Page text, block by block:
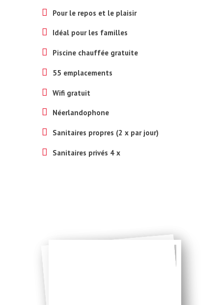
Pour le repos et le plaisir
Idéal pour les familles
Piscine chauffée gratuite
55 emplacements
Wifi gratuit
Néerlandophone
Sanitaires propres (2 x par jour)
Sanitaires privés 4 x